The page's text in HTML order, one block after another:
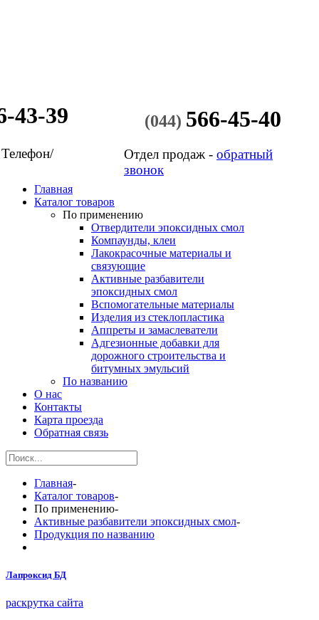
43-39 (044) 566-45-40
Отдел продаж - обратный
звонок
Главная
Каталог товаров
По применению
Отвердители эпоксидных смол
Компаунды, клеи
Лакокрасочные материалы и
связующие
Активные разбавители
эпоксидных смол
Вспомогательные материалы
Изделия из стеклопластика
Аппреты и замаслеватели
Адгезионные добавки для
дорожного строительства и
битумных эмульсий
По названию
О нас
Контакты
Карта проезда
Обратная связь
Главная-
Каталог товаров-
По применению-
Активные разбавители эпоксидных смол-
Продукция по названию
Лапроксид БД
раскрутка сайта